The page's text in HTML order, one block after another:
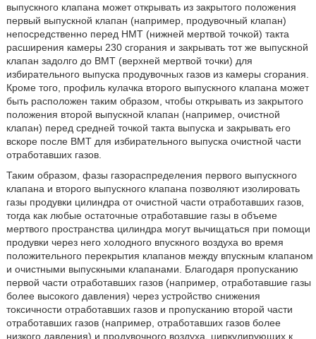
выпускного клапана может открывать из закрытого положения
первый выпускной клапан (например, продувочный клапан)
непосредственно перед НМТ (нижней мертвой точкой) такта
расширения камеры 230 сгорания и закрывать тот же выпускной
клапан задолго до ВМТ (верхней мертвой точки) для
избирательного выпуска продувочных газов из камеры сгорания.
Кроме того, профиль кулачка второго выпускного клапана может
быть расположен таким образом, чтобы открывать из закрытого
положения второй выпускной клапан (например, очистной
клапан) перед средней точкой такта выпуска и закрывать его
вскоре после ВМТ для избирательного выпуска очистной части
отработавших газов.
Таким образом, фазы газораспределения первого выпускного
клапана и второго выпускного клапана позволяют изолировать
газы продувки цилиндра от очистной части отработавших газов,
тогда как любые остаточные отработавшие газы в объеме
мертвого пространства цилиндра могут вычищаться при помощи
продувки через него холодного впускного воздуха во время
положительного перекрытия клапанов между впускным клапаном
и очистными выпускными клапанами. Благодаря пропусканию
первой части отработавших газов (например, отработавшие газы
более высокого давления) через устройство снижения
токсичности отработавших газов и пропусканию второй части
отработавших газов (например, отработавших газов более
низкого давления) и продувочного воздуха, циркулирующих к